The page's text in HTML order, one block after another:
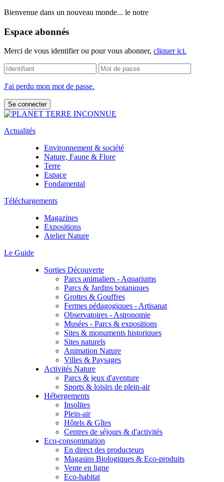
Bienvenue dans un nouveau monde... le notre
Espace abonnés
Merci de vous identifier ou pour vous abonner, cliquer ici.
J'ai perdu mon mot de passe.
Actualités
Environnement & société
Nature, Faune & Flore
Terre
Espace
Fondamental
Téléchargements
Magazines
Expositions
Atelier Nature
Le Guide
Sorties Découverte
Parcs animaliers - Aquariums
Parcs & Jardins botaniques
Grottes & Gouffres
Fermes pédagogiques - Artisanat
Observatoires - Astronomie
Musées - Parcs & expositions
Sites & monuments historiques
Sites naturels
Animation Nature
Villes & Paysages
Activités Nature
Parcs & jeux d'aventure
Sports & loisirs de plein-air
Hébergements
Insolites
Plein-air
Hôtels & Gîtes
Centres de séjours & d'activités
Eco-consommation
En direct des producteurs
Magasins Biologiques & Eco-produits
Vente en ligne
Eco-habitat